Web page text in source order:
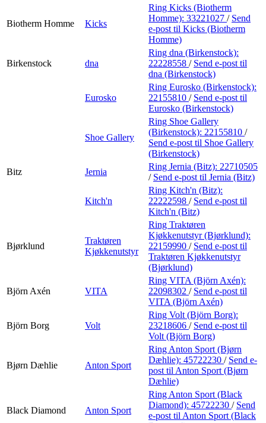
Biotherm Homme Kicks
Ring Kicks (Biotherm
Homme): 33221027 / Send
e-post til Kicks (Biotherm
Homme)
Birkenstock dna
Ring dna (Birkenstock):
22228558 / Send e-post til
dna (Birkenstock)
Eurosko
Ring Eurosko (Birkenstock):
22155810 / Send e-post til
Eurosko (Birkenstock)
Shoe Gallery
Ring Shoe Gallery
(Birkenstock): 22155810 /
Send e-post til Shoe Gallery
(Birkenstock)
Bitz
Jernia
Ring Jernia (Bitz): 22710505
/ Send e-post til Jernia (Bitz)
Kitch'n
Ring Kitch'n (Bitz):
22222598 / Send e-post til
Kitch'n (Bitz)
Bjørklund
Traktøren
Kjøkkenutstyr
Ring Traktøren
Kjøkkenutstyr (Bjørklund):
22159990 / Send e-post til
Traktøren Kjøkkenutstyr
(Bjørklund)
Björn Axén VITA
Ring VITA (Björn Axén):
22098302 / Send e-post til
VITA (Björn Axén)
Björn Borg Volt
Ring Volt (Björn Borg):
23218606 / Send e-post til
Volt (Björn Borg)
Bjørn Dæhlie Anton Sport
Ring Anton Sport (Bjørn
Dæhlie): 45722230 / Send e-
post til Anton Sport (Bjørn
Dæhlie)
Black Diamond Anton Sport
Ring Anton Sport (Black
Diamond): 45722230 / Send
e-post til Anton Sport (Black